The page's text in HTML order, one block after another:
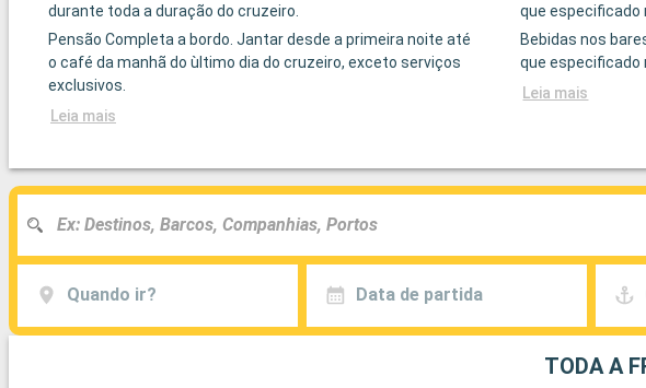
durante toda a duração do cruzeiro.
Pensão Completa a bordo. Jantar desde a primeira noite até
o café da manhã do ùltimo dia do cruzeiro, exceto serviços
exclusivos.
Leia mais
que especificado
Bebidas nos
que especificado
Leia mais
Quando ir? Data de partida
TODA A